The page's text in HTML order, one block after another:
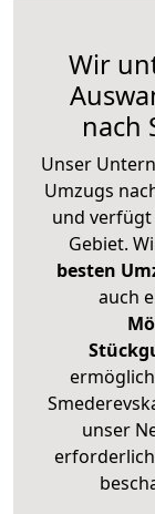
Wir
nach
Unser
Umzugs
und verfügt
Gebiet.
besten
auch
unser